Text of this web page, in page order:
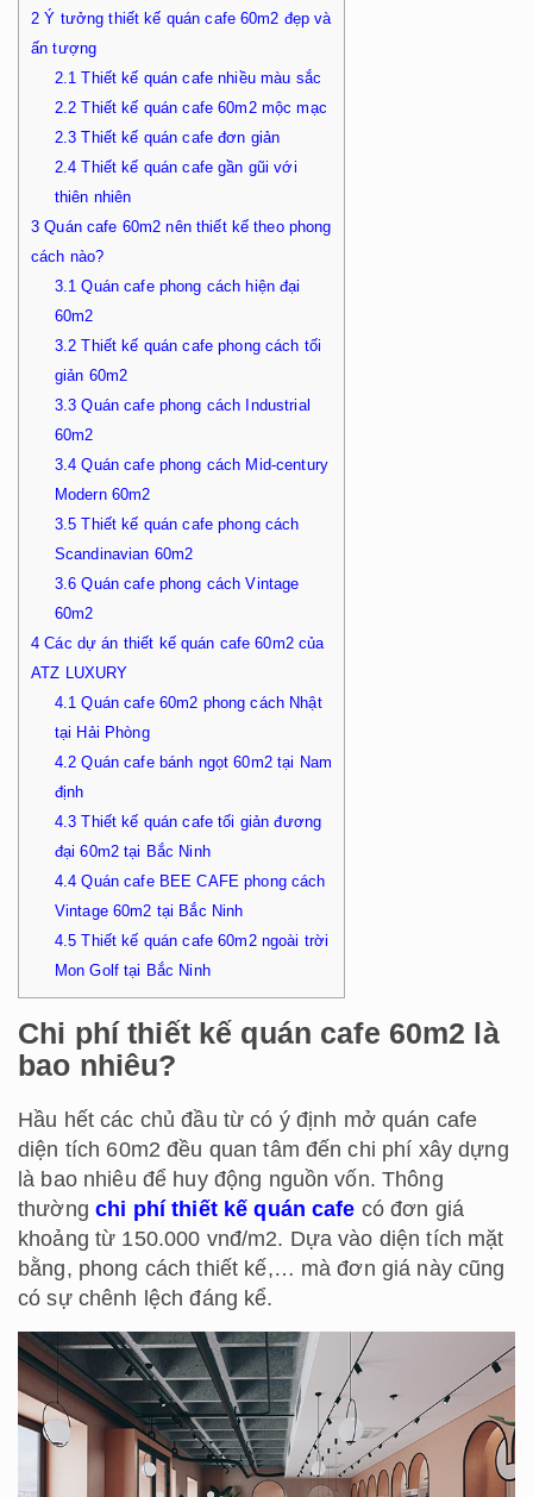
2 Ý tưởng thiết kế quán cafe 60m2 đẹp và
ấn tượng
2.1 Thiết kế quán cafe nhiều màu sắc
2.2 Thiết kế quán cafe 60m2 mộc mạc
2.3 Thiết kế quán cafe đơn giản
2.4 Thiết kế quán cafe gần gũi với
thiên nhiên
3 Quán cafe 60m2 nên thiết kế theo phong
cách nào?
3.1 Quán cafe phong cách hiện đại
60m2
3.2 Thiết kế quán cafe phong cách tối
giản 60m2
3.3 Quán cafe phong cách Industrial
60m2
3.4 Quán cafe phong cách Mid-century
Modern 60m2
3.5 Thiết kế quán cafe phong cách
Scandinavian 60m2
3.6 Quán cafe phong cách Vintage
60m2
4 Các dự án thiết kế quán cafe 60m2 của
ATZ LUXURY
4.1 Quán cafe 60m2 phong cách Nhật
tại Hải Phòng
4.2 Quán cafe bánh ngọt 60m2 tại Nam
định
4.3 Thiết kế quán cafe tối giản đương
đại 60m2 tại Bắc Ninh
4.4 Quán cafe BEE CAFE phong cách
Vintage 60m2 tại Bắc Ninh
4.5 Thiết kế quán cafe 60m2 ngoài trời
Mon Golf tại Bắc Ninh
Chi phí thiết kế quán cafe 60m2 là
bao nhiêu?
Hầu hết các chủ đầu từ có ý định mở quán cafe
diện tích 60m2 đều quan tâm đến chi phí xây dựng
là bao nhiêu để huy động nguồn vốn. Thông
thường chi phí thiết kế quán cafe có đơn giá
khoảng từ 150.000 vnđ/m2. Dựa vào diện tích mặt
bằng, phong cách thiết kế,… mà đơn giá này cũng
có sự chênh lệch đáng kể.